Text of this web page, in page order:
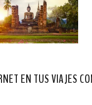
EN TUS VIAJES